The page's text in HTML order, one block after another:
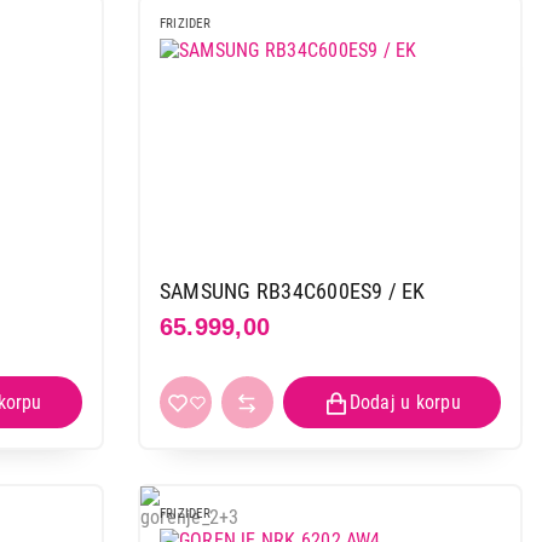
FRIZIDER
SAMSUNG RB34C600ES9 / EK
65.999,00
FRIZIDER